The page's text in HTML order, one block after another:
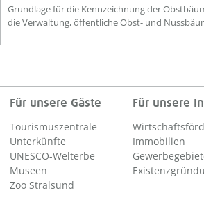
Grundlage für die Kennzeichnung der
die Verwaltung, öffentliche Obst- und
Für unsere Gäste
Tourismuszentrale
Unterkünfte
UNESCO-Welterbe
Museen
Zoo Stralsund
Für unsere
Immobilien